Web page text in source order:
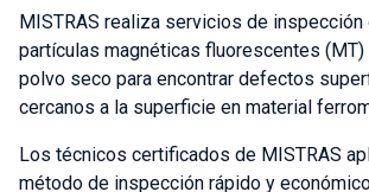
MISTRAS realiza servicios de inspección
partículas magnéticas fluorescentes (MT)
polvo seco para encontrar defectos
cercanos a la superficie en material
Los técnicos certificados de MISTRAS
método de inspección rápido y